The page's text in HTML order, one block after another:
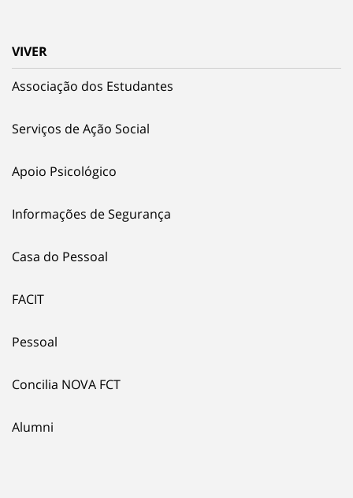
VIVER
Associação dos Estudantes
Serviços de Ação Social
Apoio Psicológico
Informações de Segurança
Casa do Pessoal
FACIT
Pessoal
Concilia NOVA FCT
Alumni